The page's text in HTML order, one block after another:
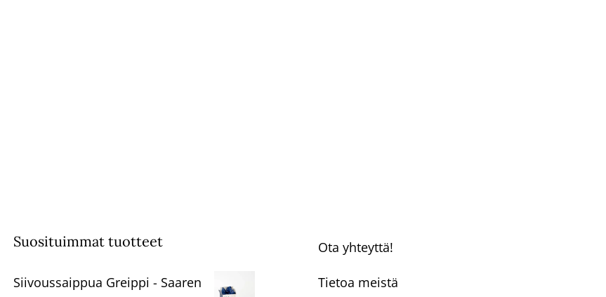
Suosituimmat tuotteet
Siivoussaippua Greippi - Saaren
Ota yhteyttä!
Tietoa meistä